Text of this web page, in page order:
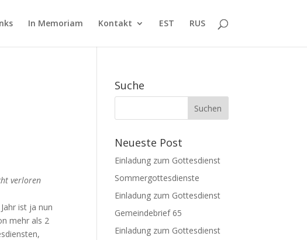
In Memoriam Kontakt EST RUS
verloren
ist ja nun
mehr als 2
Suche
Neueste Post
Einladung zum Gottesdienst
Sommergottesdienste
Einladung zum Gottesdienst
Gemeindebrief 65
Einladung zum Gottesdienst